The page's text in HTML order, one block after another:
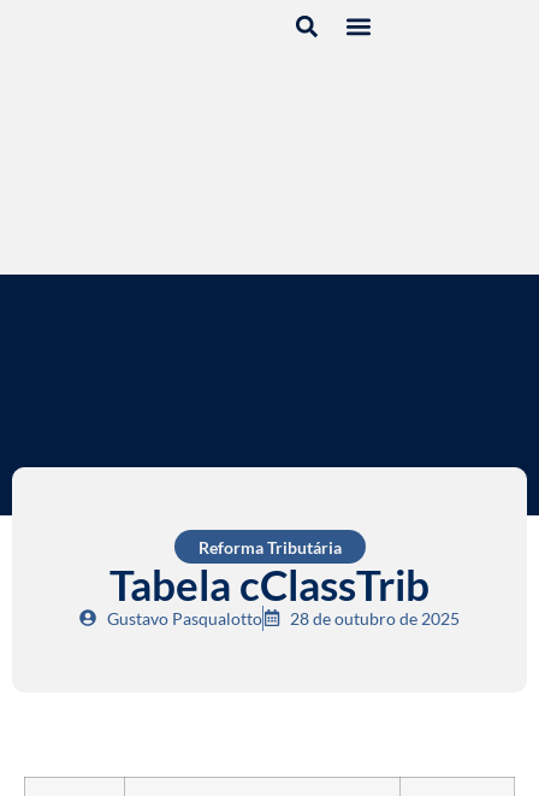
Reforma Tributária
Tabela cClassTrib
Gustavo Pasqualotto 28 de outubro de 2025